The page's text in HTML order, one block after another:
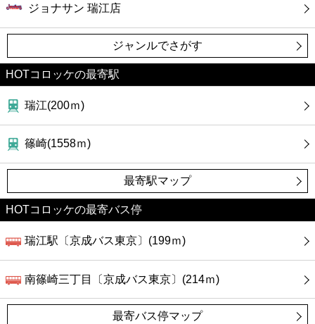
ジョナサン 瑞江店
ジャンルでさがす
HOTコロッケの最寄駅
瑞江(200ｍ)
篠崎(1558ｍ)
最寄駅マップ
HOTコロッケの最寄バス停
瑞江駅〔京成バス東京〕(199ｍ)
南篠崎三丁目〔京成バス東京〕(214ｍ)
最寄バス停マップ